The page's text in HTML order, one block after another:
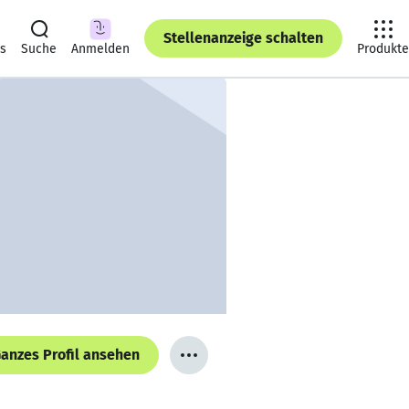
Suche Anmelden
Stellenanzeige schalten
Produkte
Profil ansehen